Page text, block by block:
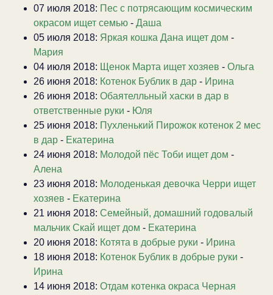
07 июля 2018: Пес с потрясающим космическим
окрасом ищет семью - Даша
05 июля 2018: Яркая кошка Дана ищет дом -
Мария
04 июля 2018: Щенок Марта ищет хозяев - Ольга
26 июня 2018: Котенок Бублик в дар - Ирина
26 июня 2018: Обаятелльный хаски в дар в
ответственные руки - Юля
25 июня 2018: Пухленький Пирожок котенок 2 мес
в дар - Екатерина
24 июня 2018: Молодой пёс Тоби ищет дом -
Алена
23 июня 2018: Молоденькая девочка Черри ищет
хозяев - Екатерина
21 июня 2018: Семейный, домашний годовалый
мальчик Скай ищет дом - Екатерина
20 июня 2018: Котята в добрые руки - Ирина
18 июня 2018: Котенок Бублик в добрые руки -
Ирина
14 июня 2018: Отдам котенка окраса Черная